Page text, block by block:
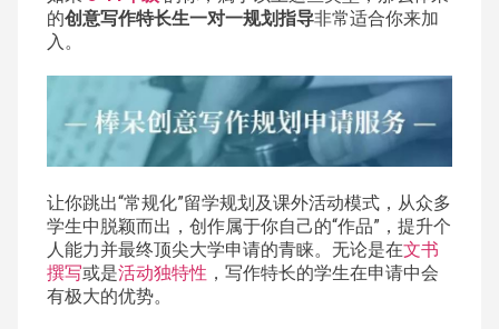
的创意写作特长生一对一规划指导非常适合你来加
入。
让你跳出“常规化”留学规划及课外活动模式，从众多
学生中脱颖而出，创作属于你自己的“作品”，提升个
人能力并最终顶尖大学申请的青睐。无论是在文书
撰写或是活动独特性 ，写作特长的学生在申请中会
有极大的优势。